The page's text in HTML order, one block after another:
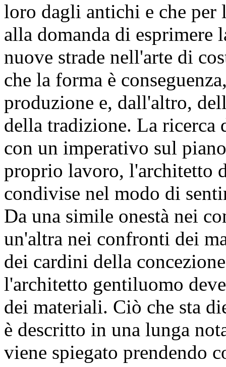
loro dagli antichi e che per
alla domanda di esprimere
nuove strade nell'arte di
che la forma è
produzione e, dall'altro,
della tradizione. La ricerca
con un imperativo sul
proprio lavoro, l'architetto
condivise nel modo di
Da una simile onestà nei
un'altra nei confronti dei
dei cardini della
l'architetto gentiluomo
dei materiali. Ciò che sta
è descritto in una lunga
viene spiegato prendendo